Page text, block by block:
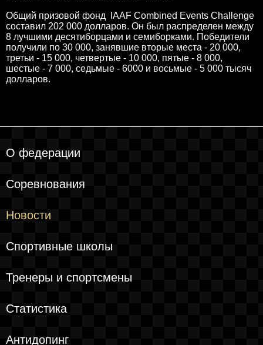
Общий призовой фонд IAAF Combined Events Challenge
составил 202 000 долларов. Он был распределен между
8 лучшими десятиборцами и семиборками. Победители
получили по 30 000, занявшие вторые места - 20 000,
третьи - 15 000, четвертые - 10 000, пятые - 8 000,
шестые - 7 000, седьмые - 6000 и восьмые - 5 000 тысяч
долларов.
О федерации
Соревнования
Новости
Спортивные школы
Тренеры и спортсмены
Статистика
Антидопинг